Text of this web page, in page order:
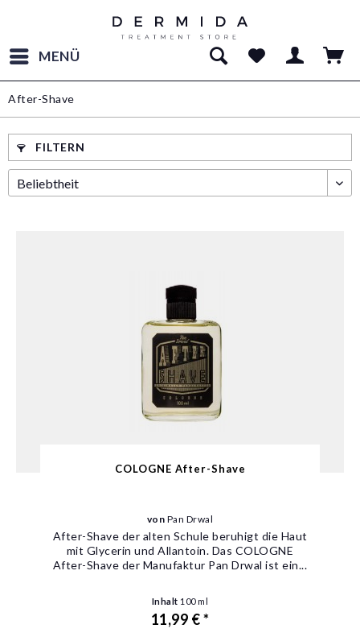
MENÜ
After-Shave
FILTERN
COLOGNE After-Shave
von Pan Drwal
After-Shave der alten Schule beruhigt die Haut
mit Glycerin und Allantoin. Das COLOGNE
After-Shave der Manufaktur Pan Drwal ist ein...
Inhalt 100 ml
11,99 € *